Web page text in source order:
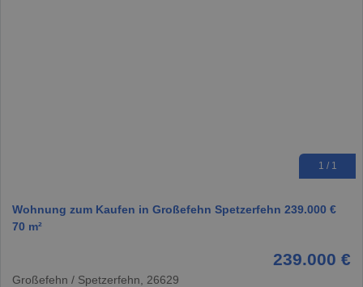
1 / 1
Wohnung zum Kaufen in Großefehn Spetzerfehn 239.000 €
70 m²
239.000 €
Großefehn / Spetzerfehn, 26629